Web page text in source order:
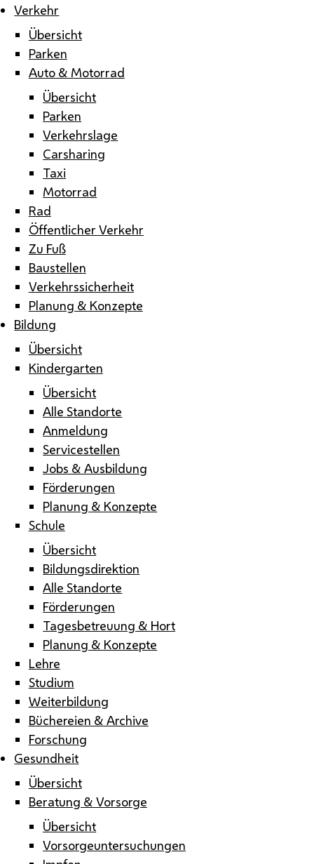
Verkehr
Übersicht
Parken
Auto & Motorrad
Übersicht
Parken
Verkehrslage
Carsharing
Taxi
Motorrad
Rad
Öffentlicher Verkehr
Zu Fuß
Baustellen
Verkehrssicherheit
Planung & Konzepte
Bildung
Übersicht
Kindergarten
Übersicht
Alle Standorte
Anmeldung
Servicestellen
Jobs & Ausbildung
Förderungen
Planung & Konzepte
Schule
Übersicht
Bildungsdirektion
Alle Standorte
Förderungen
Tagesbetreuung & Hort
Planung & Konzepte
Lehre
Studium
Weiterbildung
Büchereien & Archive
Forschung
Gesundheit
Übersicht
Beratung & Vorsorge
Übersicht
Vorsorgeuntersuchungen